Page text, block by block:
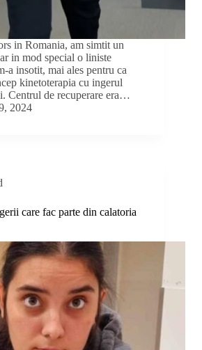
in Romania, am simtit un
in mod special o liniste
a insotit, mai ales pentru ca
kinetoterapia cu ingerul
Centrul de recuperare era…
2024
care fac parte din calatoria